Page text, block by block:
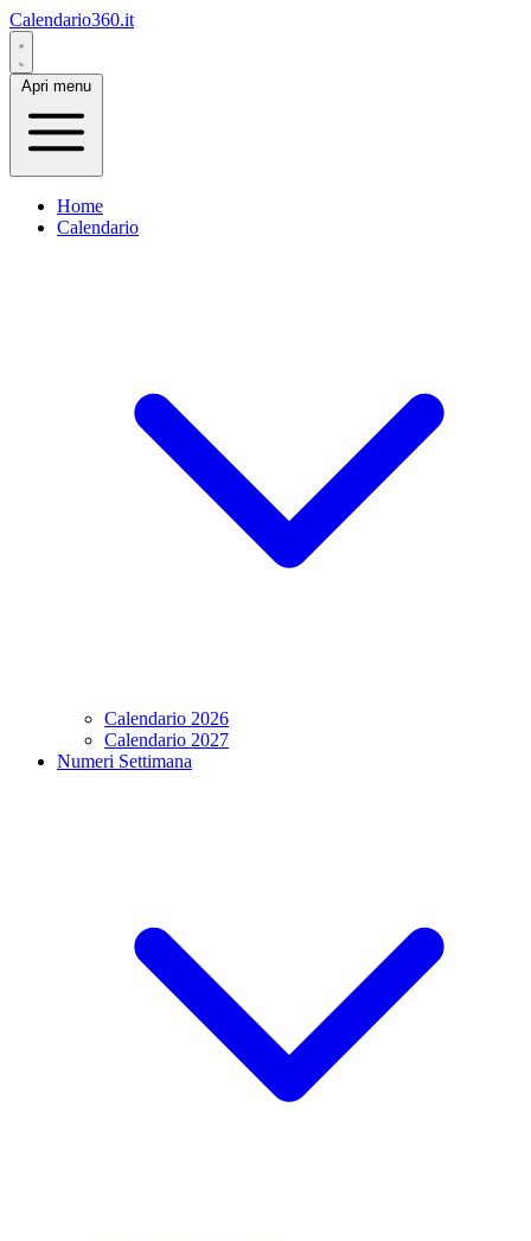
Calendario360.it
Apri menu
Home
Calendario
Calendario 2026
Calendario 2027
Numeri Settimana